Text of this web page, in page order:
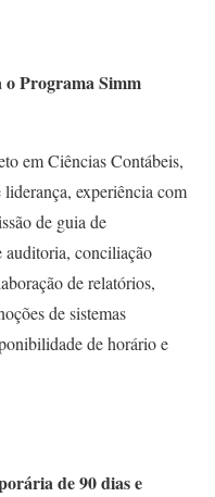
o Programa Simm
em Ciências Contábeis,
experiência com
de guia de
auditoria, conciliação
de relatórios,
de sistemas
de horário e
de 90 dias e